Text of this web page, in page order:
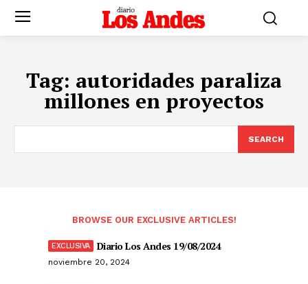
Tag: autoridades paraliza
millones en proyectos
SEARCH
BROWSE OUR EXCLUSIVE ARTICLES!
Diario Los Andes 19/08/2024
noviembre 20, 2024